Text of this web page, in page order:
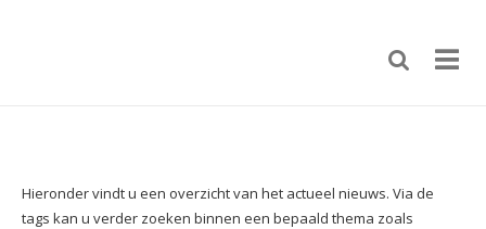
Hieronder vindt u een overzicht van het actueel nieuws. Via de
tags kan u verder zoeken binnen een bepaald thema zoals